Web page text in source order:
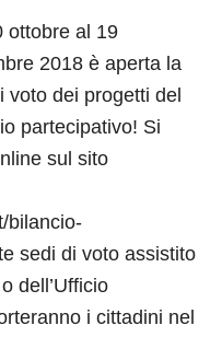
ottobre al 19
2018 è aperta la
voto dei progetti del
partecipativo! Si
sul sito
bilancio-
sedi di voto assistito
dell’Ufficio
i cittadini nel